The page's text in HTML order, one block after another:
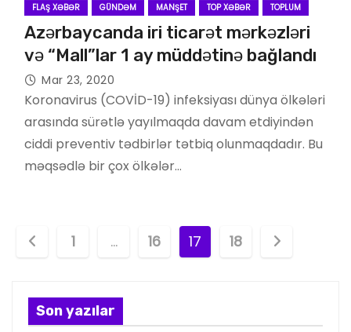
FLAŞ XƏBƏR GÜNDƏM MANŞET TOP XƏBƏR TOPLUM
Azərbaycanda iri ticarət mərkəzləri
və “Mall”lar 1 ay müddətinə bağlandı
Mar 23, 2020
Koronavirus (COVİD-19) infeksiyası dünya ölkələri
arasında sürətlə yayılmaqda davam etdiyindən
ciddi preventiv tədbirlər tətbiq olunmaqdadır. Bu
məqsədlə bir çox ölkələr…
1 … 16 17 18
Son yazılar